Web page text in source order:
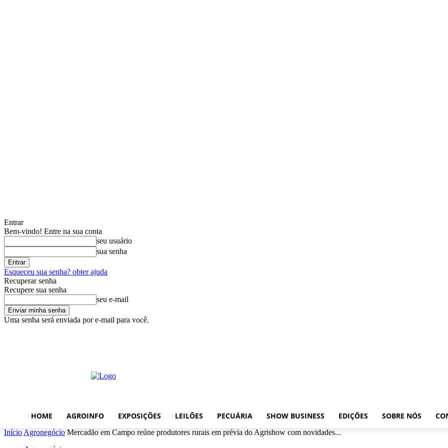
Entrar
Bem-vindo! Entre na sua conta
seu usuário
sua senha
Esqueceu sua senha? obter ajuda
Recuperar senha
Recupere sua senha
seu e-mail
Uma senha será enviada por e-mail para você.
HOME AGROINFO EXPOSIÇÕES LEILÕES PECUÁRIA SHOW BUSINESS EDIÇÕES SOBRE NÓS
Início Agronegócio Mercadão em Campo reúne produtores rurais em prévia do Agrishow com novidades...